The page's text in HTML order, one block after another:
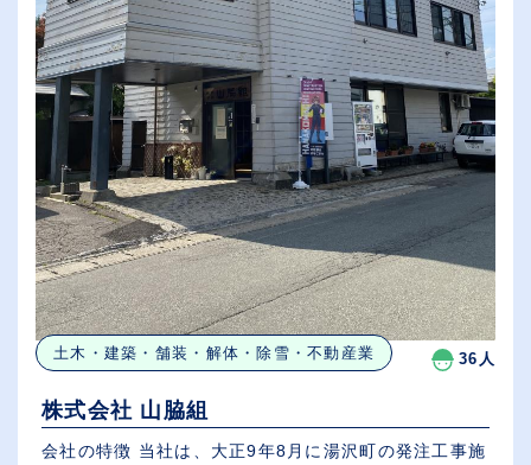
土木・建築・舗装・解体・除雪・不動産業 36人
株式会社 山脇組
会社の特徴 当社は、大正9年8月に湯沢町の発注工事施